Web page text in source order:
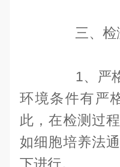
三、检
1、严格
环境条件有严
此，在检测过
如细胞培养法
下进行。